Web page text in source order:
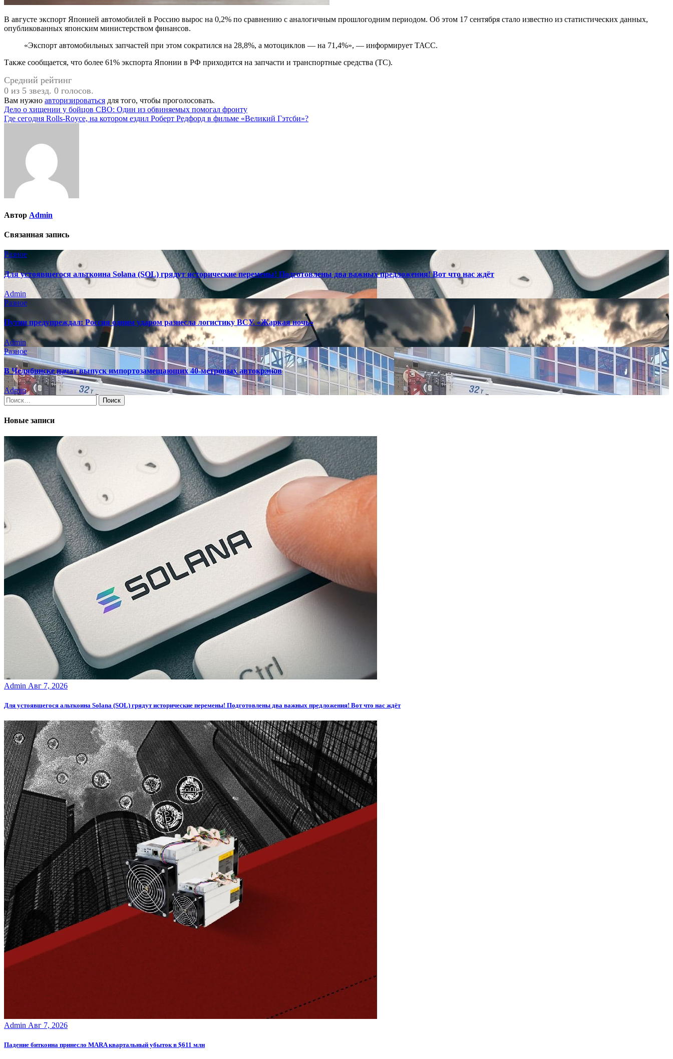
В августе экспорт Японией автомобилей в Россию вырос на 0,2% по сравнению с аналогичным прошлогодним периодом. Об этом 17 сентября стало известно из статистических данных,
опубликованных японским министерством финансов.
«Экспорт автомобильных запчастей при этом сократился на 28,8%, а мотоциклов — на 71,4%», — информирует ТАСС.
Также сообщается, что более 61% экспорта Японии в РФ приходится на запчасти и транспортные средства (ТС).
Средний рейтинг
0 из 5 звезд. 0 голосов.
Вам нужно авторизироваться для того, чтобы проголосовать.
Навигация
по
Дело о хищении у бойцов СВО: Один из обвиняемых помогал фронту
Где сегодня Rolls-Royce, на котором ездил Роберт Редфорд в фильме «Великий Гэтсби»?
Автор Admin
Связанная запись
Разное
Для устоявшегося альткоина Solana (SOL) грядут исторические перемены! Подготовлены два важных предложения! Вот что нас ждёт
Admin
Разное
Путин предупреждал: Россия одним ударом разнесла логистику ВСУ. «Жаркая ночь»
Admin
Разное
В Челябинске начат выпуск импортозамещающих 40-метровых автокранов
Admin
Найти:
Новые записи
Admin Авг 7, 2026
Для устоявшегося альткоина Solana (SOL) грядут исторические перемены! Подготовлены два важных предложения! Вот что нас ждёт
Admin Авг 7, 2026
Падение биткоина принесло MARA квартальный убыток в $611 млн